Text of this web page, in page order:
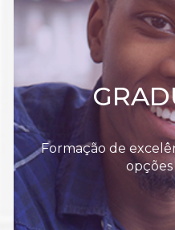
Formação de